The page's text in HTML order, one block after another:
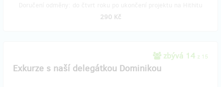
290 Kč
zbývá 14 z 15
Exkurze s naší delegátkou Dominikou